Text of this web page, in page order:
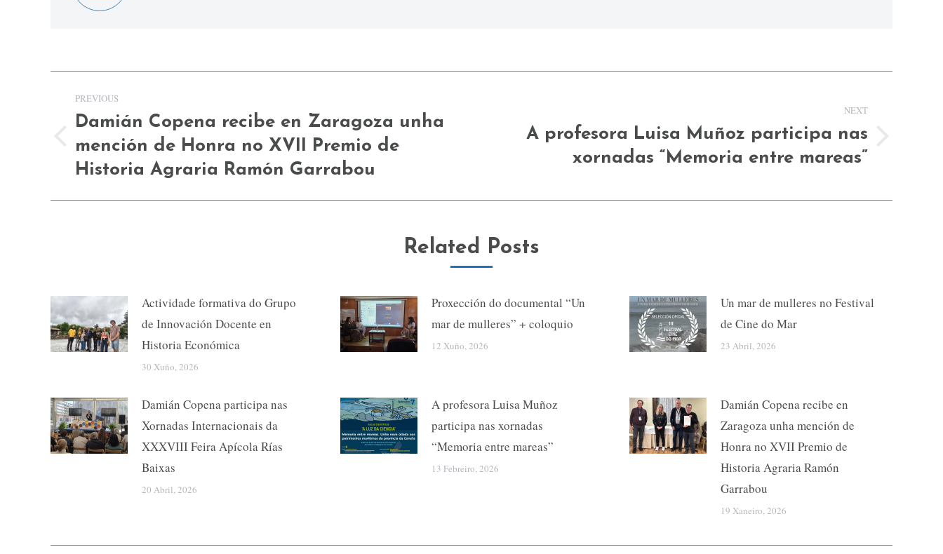
navigation
PREVIOUS
Previous
post:
Damián Copena recibe en Zaragoza unha
mención de Honra no XVII Premio de
Historia Agraria Ramón Garrabou
NEXT
A profesora Luisa Muñoz participa nas
xornadas “Memoria entre mareas”
Related Posts
Actividade formativa do Grupo
de Innovación Docente en
Historia Económica
30 Xuño, 2026
Proxección do documental “Un
mar de mulleres” + coloquio
12 Xuño, 2026
Un mar de mulleres no Festival
de Cine do Mar
23 Abril, 2026
Damián Copena participa nas
Xornadas Internacionais da
XXXVIII Feira Apícola Rías
Baixas
20 Abril, 2026
A profesora Luisa Muñoz
participa nas xornadas
“Memoria entre mareas”
13 Febreiro, 2026
Damián Copena recibe en
Zaragoza unha mención de
Honra no XVII Premio de
Historia Agraria Ramón
Garrabou
19 Xaneiro, 2026